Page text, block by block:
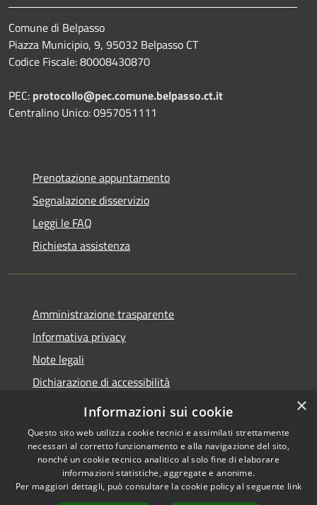
Comune di Belpasso
Piazza Municipio, 9, 95032 Belpasso CT
Codice Fiscale: 80008430870
PEC: protocollo@pec.comune.belpasso.ct.it
Centralino Unico: 0957051111
Prenotazione appuntamento
Segnalazione disservizio
Leggi le FAQ
Richiesta assistenza
Amministrazione trasparente
Informativa privacy
Note legali
Dichiarazione di accessibilità
RSS
Accessibilità
Privacy
Copyright © 2026 • Comune di
Belpasso • Powered by
Municipium•Accesso
×
Informazioni sui cookie
Questo sito web utilizza cookie tecnici e assimilati strettamente
necessari al corretto funzionamento e alla navigazione del sito,
nonché un cookie tecnico analitico al solo fine di elaborare
informazioni statistiche, aggregate e anonime.
Per maggiori dettagli, può consultare la cookie policy al seguente link